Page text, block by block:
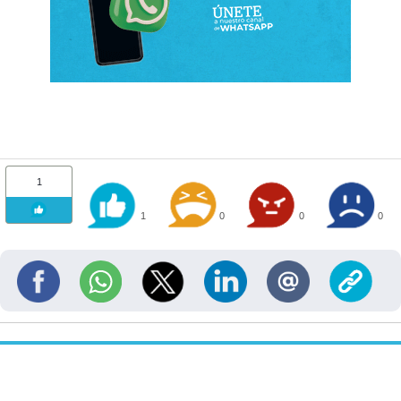
1
1 0 0 0